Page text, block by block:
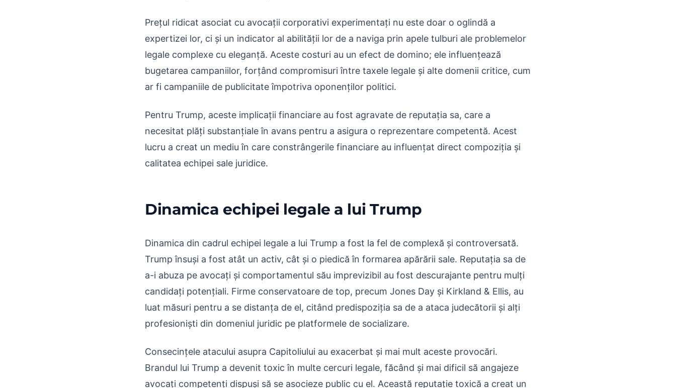
Prețul ridicat asociat cu avocații corporativi experimentați nu este doar o oglindă a
expertizei lor, ci și un indicator al abilității lor de a naviga prin apele tulburi ale problemelor
legale complexe cu eleganță. Aceste costuri au un efect de domino; ele influențează
bugetarea campaniilor, forțând compromisuri între taxele legale și alte domenii critice, cum
ar fi campaniile de publicitate împotriva oponenților politici.
Pentru Trump, aceste implicații financiare au fost agravate de reputația sa, care a
necesitat plăți substanțiale în avans pentru a asigura o reprezentare competentă. Acest
lucru a creat un mediu în care constrângerile financiare au influențat direct compoziția și
calitatea echipei sale juridice.
Dinamica echipei legale a lui Trump
Dinamica din cadrul echipei legale a lui Trump a fost la fel de complexă și controversată.
Trump însuși a fost atât un activ, cât și o piedică în formarea apărării sale. Reputația sa de
a-i abuza pe avocați și comportamentul său imprevizibil au fost descurajante pentru mulți
candidați potențiali. Firme conservatoare de top, precum Jones Day și Kirkland & Ellis, au
luat măsuri pentru a se distanța de el, citând predispoziția sa de a ataca judecătorii și alți
profesioniști din domeniul juridic pe platformele de socializare.
Consecințele atacului asupra Capitoliului au exacerbat și mai mult aceste provocări.
Brandul lui Trump a devenit toxic în multe cercuri legale, făcând și mai dificil să angajeze
avocați competenți dispuși să se asocieze public cu el. Această reputație toxică a creat un